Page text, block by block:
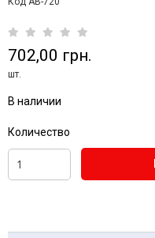
702,00 грн.
шт.
В наличии
Количество